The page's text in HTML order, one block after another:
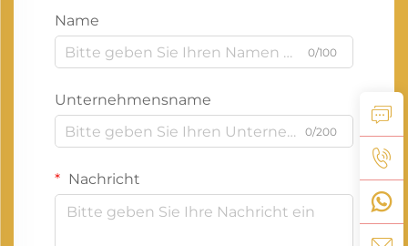
Name
0/100
Unternehmensname
0/200
Nachricht